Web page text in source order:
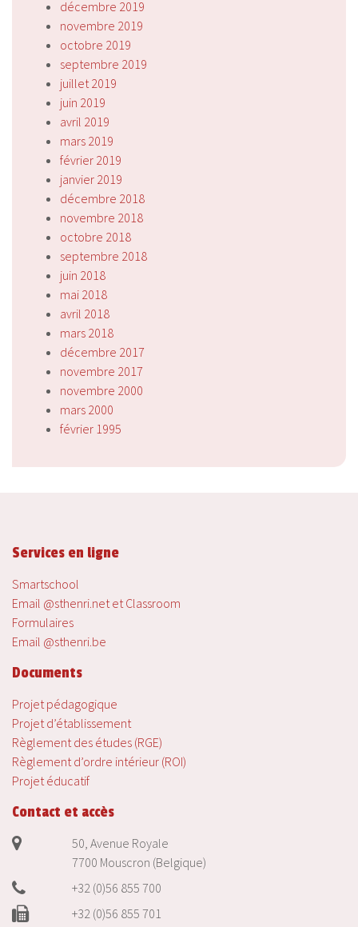
décembre 2019
novembre 2019
octobre 2019
septembre 2019
juillet 2019
juin 2019
avril 2019
mars 2019
février 2019
janvier 2019
décembre 2018
novembre 2018
octobre 2018
septembre 2018
juin 2018
mai 2018
avril 2018
mars 2018
décembre 2017
novembre 2017
novembre 2000
mars 2000
février 1995
Services en ligne
Smartschool
Email @sthenri.net et Classroom
Formulaires
Email @sthenri.be
Documents
Projet pédagogique
Projet d’établissement
Règlement des études (RGE)
Règlement d’ordre intérieur (ROI)
Projet éducatif
Contact et accès
50, Avenue Royale
7700 Mouscron (Belgique)
+32 (0)56 855 700
+32 (0)56 855 701